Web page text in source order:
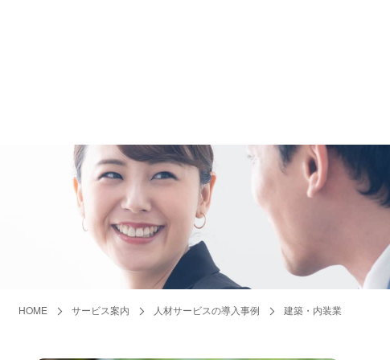
HOME サービス案内 人材サービスの導入事例 建築・内装業